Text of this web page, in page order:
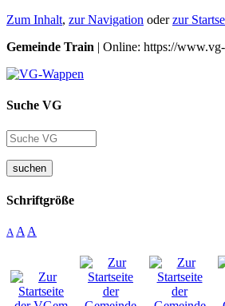
Zum Inhalt, zur Navigation oderzur
Gemeinde Train | Online: https://
Suche VG
suchen
Schriftgröße
A A A